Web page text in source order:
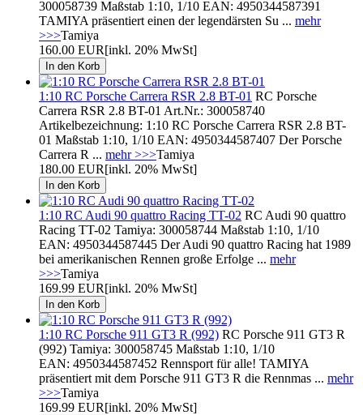
300058739 Maßstab 1:10, 1/10 EAN: 4950344587391
TAMIYA präsentiert einen der legendärsten Su ... mehr
>>>Tamiya
160.00 EUR[inkl. 20% MwSt]
1:10 RC Porsche Carrera RSR 2.8 BT-01 RC Porsche
Carrera RSR 2.8 BT-01 Art.Nr.: 300058740
Artikelbezeichnung: 1:10 RC Porsche Carrera RSR 2.8 BT-
01 Maßstab 1:10, 1/10 EAN: 4950344587407 Der Porsche
Carrera R ... mehr >>>Tamiya
180.00 EUR[inkl. 20% MwSt]
1:10 RC Audi 90 quattro Racing TT-02 RC Audi 90 quattro
Racing TT-02 Tamiya: 300058744 Maßstab 1:10, 1/10
EAN: 4950344587445 Der Audi 90 quattro Racing hat 1989
bei amerikanischen Rennen große Erfolge ... mehr
>>>Tamiya
169.99 EUR[inkl. 20% MwSt]
1:10 RC Porsche 911 GT3 R (992) RC Porsche 911 GT3 R
(992) Tamiya: 300058745 Maßstab 1:10, 1/10
EAN: 4950344587452 Rennsport für alle! TAMIYA
präsentiert mit dem Porsche 911 GT3 R die Rennmas ... mehr
>>>Tamiya
169.99 EUR[inkl. 20% MwSt]